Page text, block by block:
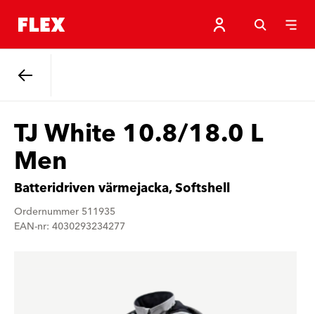
TJ White 10.8/18.0 L
Men
Batteridriven värmejacka, Softshell
Ordernummer 511935
EAN-nr: 4030293234277